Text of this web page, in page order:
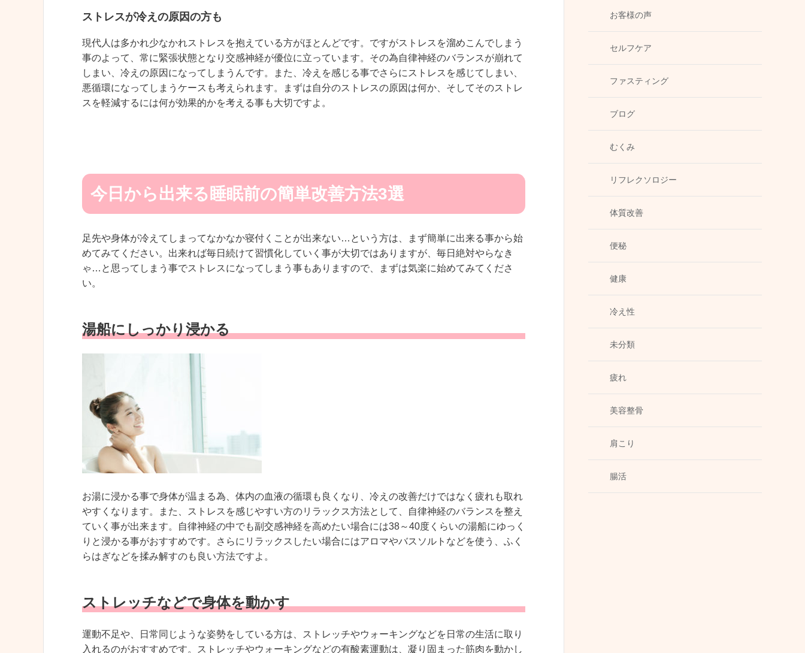
ストレスが冷えの原因の方も
現代人は多かれ少なかれストレスを抱えている方がほとんどです。ですがストレスを溜めこんでしまう
事のよって、常に緊張状態となり交感神経が優位に立っています。その為自律神経のバランスが崩れて
しまい、冷えの原因になってしまうんです。また、冷えを感じる事でさらにストレスを感じてしまい、
悪循環になってしまうケースも考えられます。まずは自分のストレスの原因は何か、そしてそのストレ
スを軽減するには何が効果的かを考える事も大切ですよ。
今日から出来る睡眠前の簡単改善方法3選
足先や身体が冷えてしまってなかなか寝付くことが出来ない…という方は、まず簡単に出来る事から始
めてみてください。出来れば毎日続けて習慣化していく事が大切ではありますが、毎日絶対やらなき
ゃ…と思ってしまう事でストレスになってしまう事もありますので、まずは気楽に始めてみてくださ
い。
湯船にしっかり浸かる
お湯に浸かる事で身体が温まる為、体内の血液の循環も良くなり、冷えの改善だけではなく疲れも取れ
やすくなります。また、ストレスを感じやすい方のリラックス方法として、自律神経のバランスを整え
ていく事が出来ます。自律神経の中でも副交感神経を高めたい場合には38～40度くらいの湯船にゆっく
りと浸かる事がおすすめです。さらにリラックスしたい場合にはアロマやバスソルトなどを使う、ふく
らはぎなどを揉み解すのも良い方法ですよ。
ストレッチなどで身体を動かす
運動不足や、日常同じような姿勢をしている方は、ストレッチやウォーキングなどを日常の生活に取り
入れるのがおすすめです。ストレッチやウォーキングなどの有酸素運動は、凝り固まった筋肉を動かし
お客様の声
セルフケア
ファスティング
ブログ
むくみ
リフレクソロジー
体質改善
便秘
健康
冷え性
未分類
疲れ
美容整骨
肩こり
腸活